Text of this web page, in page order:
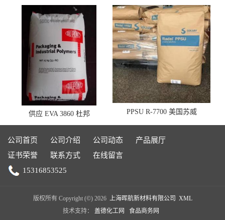
0019XC 现货
供应 EVA 3860 杜邦 PPSU R-7700 美国苏威
公司首页 公司介绍 公司动态
产品展厅
证书荣誉
联系方式
在线留言
15316853525
版权所有 Copyright (©) 2026 上海晖航新材料有限公司
XML
技术支持： 盖德化工网 食品商务网